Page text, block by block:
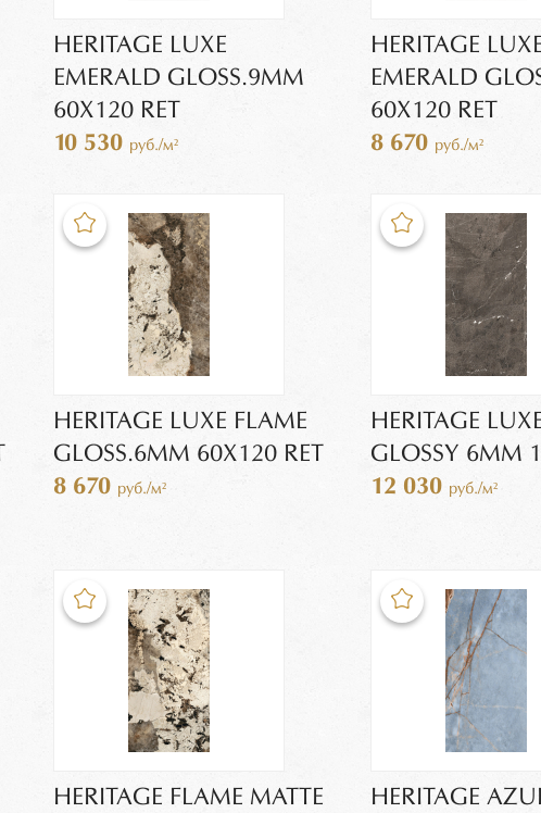
HERITAGE LUXE
EMERALD GLOSS.9MM
60X120 RET
10 530 руб./м²
HERITAGE
EMERALD
60X120 RET
8 670 руб./м²
HERITAGE LUXE FLAME
GLOSS.6MM 60X120 RET
8 670 руб./м²
HERITAGE
GLOSSY 6MM
12 030 руб./м²
HERITAGE FLAME MATTE
HERITAGE